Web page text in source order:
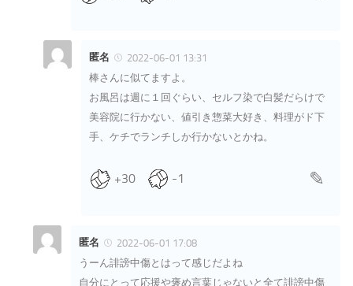
匿名
2022-06-01 13:31
棒さんに似てますよ。
お風呂は週に１回ぐらい、セルフ染で白髪だらけで
美容院に行かない、値引き惣菜大好き、料理がド下
手、ケチでランチしか行かないとかね。
+30 -1
匿名
2022-06-01 17:08
うーん誹謗中傷とはって感じだよね
自分にとって応援や褒め言葉じゃないと全て誹謗中傷